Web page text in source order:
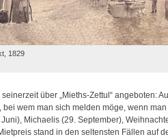
1829
über „Mieths-Zettul“ angeboten:
wem man sich melden möge, wenn man
Michaelis (29. September),
stand in den seltensten Fällen auf